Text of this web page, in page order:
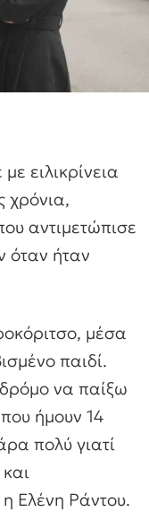
ειλικρίνεια
χρόνια,
αντιμετώπισε
όταν ήταν
μέσα
παιδί.
να παίξω
ήμουν 14
πολύ γιατί
Ελένη Ράντου.